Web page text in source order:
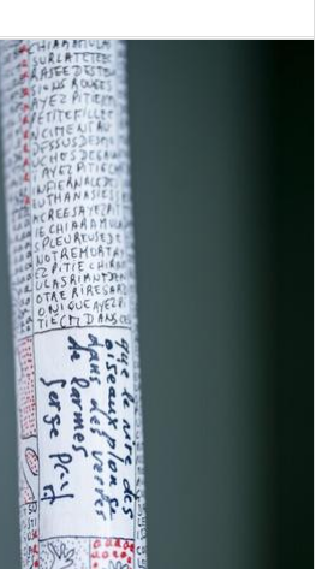
et du stand-up, Ils
remède est un spectacle où les
tour scandés, murmurés ou
les compositions originales de
contemplatif, tantôt électrique,
émotion et humour, alternant
et légèreté dans une même
de l’époque.Lauréat du Studio
des Poètes et de la
notamment produit à Paris, à la
au Grand Palais, au Consulat
Théâtre. Le spectacle a
de la SPEDIDAM et de la
de spectacle vivant de la